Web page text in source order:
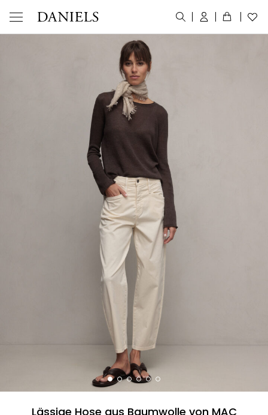
Lässige Hose aus Baumwolle von MAC